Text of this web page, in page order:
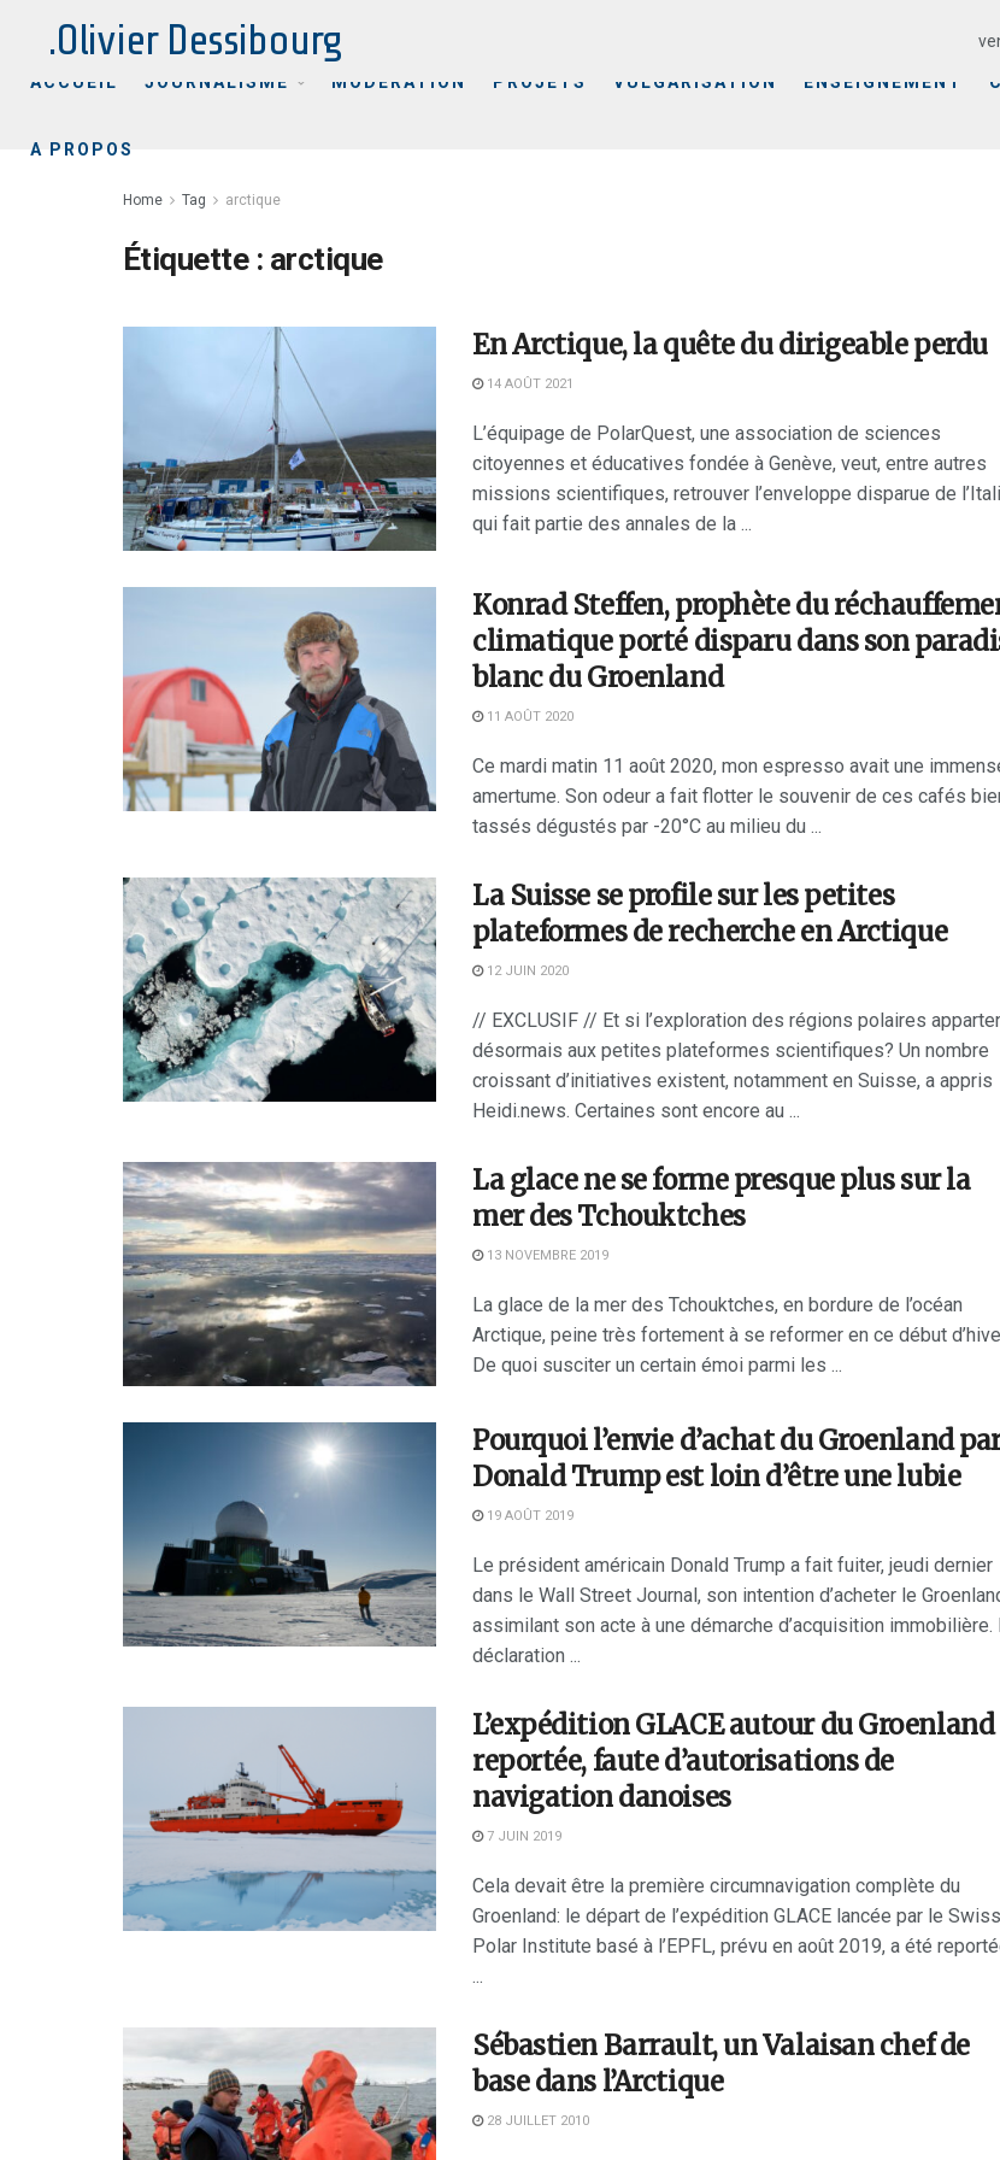
.Olivier Dessibourg
ACCUEIL JOURNALISME MODÉRATION PROJETS VULGARISATION ENSEIGNEMENT
A PROPOS
Home Tag arctique
Étiquette : arctique
En Arctique, la quête du dirigeable perdu
14 AOÛT 2021
L’équipage de PolarQuest, une association de sciences
citoyennes et éducatives fondée à Genève, veut, entre autres
missions scientifiques, retrouver l’enveloppe disparue de
qui fait partie des annales de la ...
Konrad Steffen, prophète du
climatique porté disparu dans son
blanc du Groenland
11 AOÛT 2020
Ce mardi matin 11 août 2020, mon espresso avait une
amertume. Son odeur a fait flotter le souvenir de ces cafés
tassés dégustés par -20°C au milieu du ...
La Suisse se profile sur les petites
plateformes de recherche en Arctique
12 JUIN 2020
// EXCLUSIF // Et si l’exploration des régions polaires
désormais aux petites plateformes scientifiques? Un nombre
croissant d’initiatives existent, notamment en Suisse, a appris
Heidi.news. Certaines sont encore au ...
La glace ne se forme presque plus sur la
mer des Tchouktches
13 NOVEMBRE 2019
La glace de la mer des Tchouktches, en bordure de l’océan
Arctique, peine très fortement à se reformer en ce début
De quoi susciter un certain émoi parmi les ...
Pourquoi l’envie d’achat du Groenland
Donald Trump est loin d’être une lubie
19 AOÛT 2019
Le président américain Donald Trump a fait fuiter, jeudi dernier
dans le Wall Street Journal, son intention d’acheter le
assimilant son acte à une démarche d’acquisition immobilière.
déclaration ...
L’expédition GLACE autour du Groenland
reportée, faute d’autorisations de
navigation danoises
7 JUIN 2019
Cela devait être la première circumnavigation complète du
Groenland: le départ de l’expédition GLACE lancée par le Swiss
Polar Institute basé à l’EPFL, prévu en août 2019, a été
...
Sébastien Barrault, un Valaisan chef de
base dans l’Arctique
28 JUILLET 2010